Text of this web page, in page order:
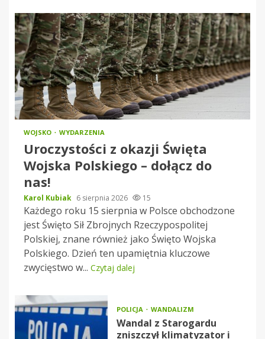
WOJSKO WYDARZENIA
Uroczystości z okazji Święta
Wojska Polskiego – dołącz do
nas!
Karol Kubiak 6 sierpnia 2026 15
Każdego roku 15 sierpnia w Polsce obchodzone
jest Święto Sił Zbrojnych Rzeczypospolitej
Polskiej, znane również jako Święto Wojska
Polskiego. Dzień ten upamiętnia kluczowe
zwycięstwo w... Czytaj dalej
POLICJA WANDALIZM
Wandal z Starogardu
zniszczył klimatyzator i